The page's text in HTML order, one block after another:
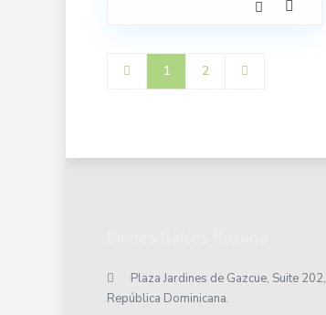
1 2
Plaza Jardines de Gazcue, Suite 202,
República Dominicana.